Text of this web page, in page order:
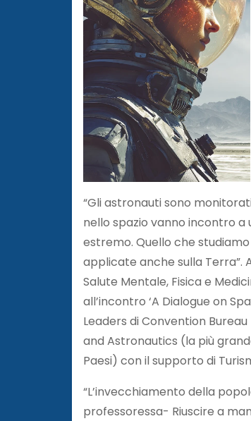
“Gli astronauti sono
nello spazio vanno incontro
estremo. Quello che
applicate anche sulla Terra”.
Salute Mentale, Fisica e
all’incontro ‘A Dialogue on
Leaders di Convention
and Astronautics (la più
Paesi) con il supporto di
“L’invecchiamento della
professoressa- Riuscire a